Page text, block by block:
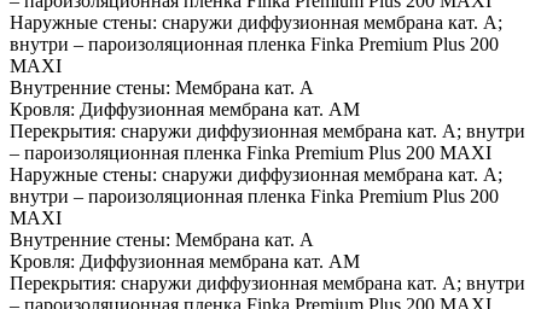
Наружные стены: снаружи диффузионная мембрана кат. А;
внутри – пароизоляционная пленка Finka Premium Plus 200
MAXI
Внутренние стены: Мембрана кат. А
Кровля: Диффузионная мембрана кат. АМ
Перекрытия: снаружи диффузионная мембрана кат. А; внутри
– пароизоляционная пленка Finka Premium Plus 200 MAXI
Наружные стены: снаружи диффузионная мембрана кат. А;
внутри – пароизоляционная пленка Finka Premium Plus 200
MAXI
Внутренние стены: Мембрана кат. А
Кровля: Диффузионная мембрана кат. АМ
Перекрытия: снаружи диффузионная мембрана кат. А; внутри